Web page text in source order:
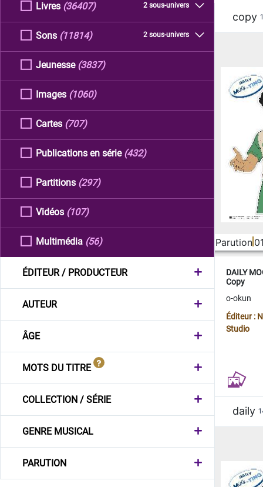
Livres 2 sous-univers
(36407)
Sons 2 sous-univers
(11814)
Jeunesse (3837)
Images (1060)
Cartes (707)
Publications en série (432)
Partitions (297)
Vidéos (107)
Multimédia (56)
ÉDITEUR / PRODUCTEUR
AUTEUR
ÂGE
MOTS DU TITRE
COLLECTION / SÉRIE
GENRE MUSICAL
PARUTION
copy
Parution
DAILY
Copy
o-okun
Éditeur :
Studio
daily